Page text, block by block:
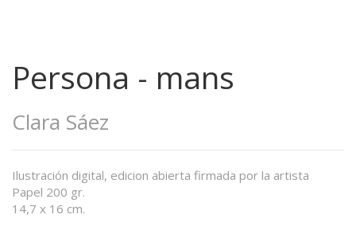
Persona - mans
Clara Sáez
Ilustración digital, edicion abierta firmada por la artista
Papel 200 gr.
14,7 x 16 cm.